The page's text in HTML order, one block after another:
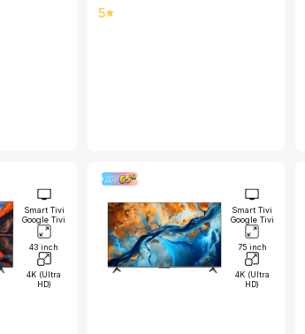
5
Smart Tivi
Google Tivi
43 inch
4K (Ultra
HD)
Smart Tivi
Google Tivi
75 inch
4K (Ultra
HD)